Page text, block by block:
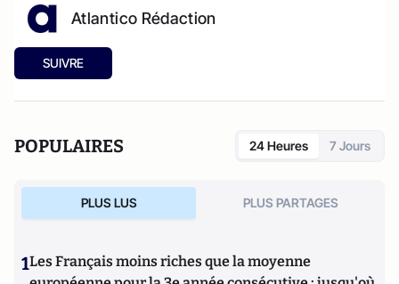
Atlantico Rédaction
SUIVRE
POPULAIRES 24 Heures 7 Jours
PLUS LUS PLUS PARTAGES
1Les Français moins riches que la moyenne